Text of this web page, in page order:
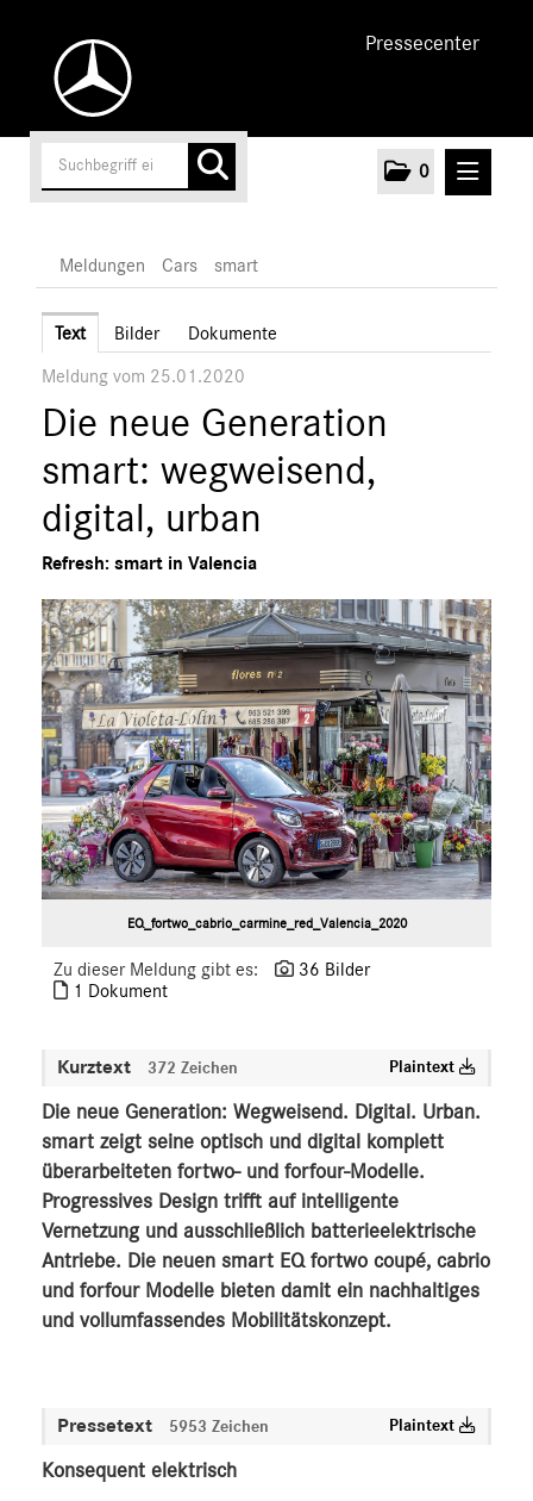
Pressecenter
0
Unternehmen
Cars
AMG
Maybach
Mercedes-Benz
smart
smart BRABUS
G-Klasse
Vans
Marken & Produkte
MEDIA
ÜBER UNS
ANSPRECHPARTNER
Meldungen Cars smart
Text Bilder Dokumente
Meldung vom 25.01.2020
Die neue Generation
smart: wegweisend,
digital, urban
Refresh: smart in Valencia
EQ_fortwo_cabrio_carmine_red_Valencia_2020
Zu dieser Meldung gibt es:
36 Bilder
1 Dokument
Kurztext 372 Zeichen Plaintext
Die neue Generation: Wegweisend. Digital. Urban.
smart zeigt seine optisch und digital komplett
überarbeiteten fortwo- und forfour-Modelle.
Progressives Design trifft auf intelligente
Vernetzung und ausschließlich batterieelektrische
Antriebe. Die neuen smart EQ fortwo coupé, cabrio
und forfour Modelle bieten damit ein nachhaltiges
und vollumfassendes Mobilitätskonzept.
Pressetext 5953 Zeichen Plaintext
Konsequent elektrisch